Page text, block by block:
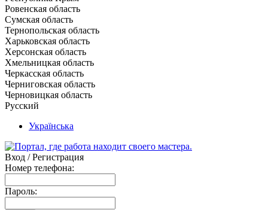
Ровенская область
Сумская область
Тернопольская область
Харьковская область
Херсонская область
Хмельницкая область
Черкасская область
Черниговская область
Черновицкая область
Русский
Українська
Вход / Регистрация
Номер телефона:
Пароль: